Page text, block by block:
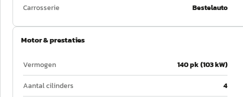
Carrosserie
Bestelauto
Motor & prestaties
Vermogen 140 pk (103 kW)
Aantal cilinders
4